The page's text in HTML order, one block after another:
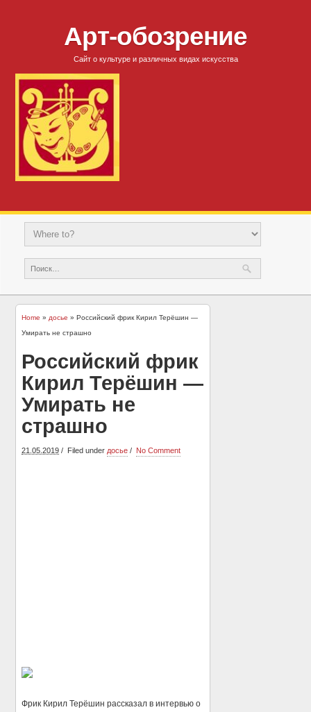
Арт-обозрение
Сайт о культуре и различных видах искусства
Home »досье » Российский фрик Кирил Терёшин —
Умирать не страшно
Российский фрик
Кирил Терёшин —
Умирать не
страшно
21.05.2019 Filed under досье No Comment
Фрик Кирил Терёшин рассказал в интервью о